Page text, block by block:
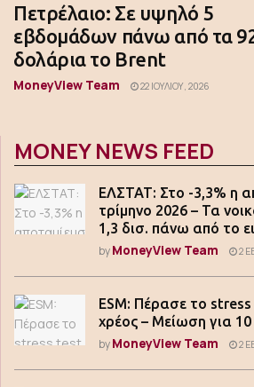
Πετρέλαιο: Σε υψηλό 5
εβδομάδων πάνω από τα
δολάρια το Brent
MoneyView Team 22 ΙΟΥΛΊΟΥ, 2026
MONEY NEWS FEED
ΕΛΣΤΑΤ: Στο -3,3% η
τρίμηνο 2026 – Τα
1,3 δισ. πάνω από το
byMoneyView Team 2
ESM: Πέρασε το
χρέος – Μείωση για 10
byMoneyView Team 2